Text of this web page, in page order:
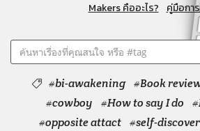
Makers คืออะไร? คู่มือกา
#bi-awakening #Book
#cowboy
#How to say I do
#opposite attact #self-